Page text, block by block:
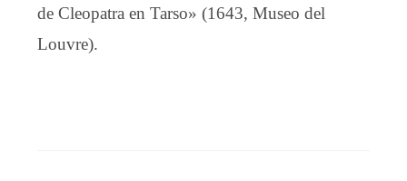
de Cleopatra en Tarso» (1643, Museo del
Louvre).